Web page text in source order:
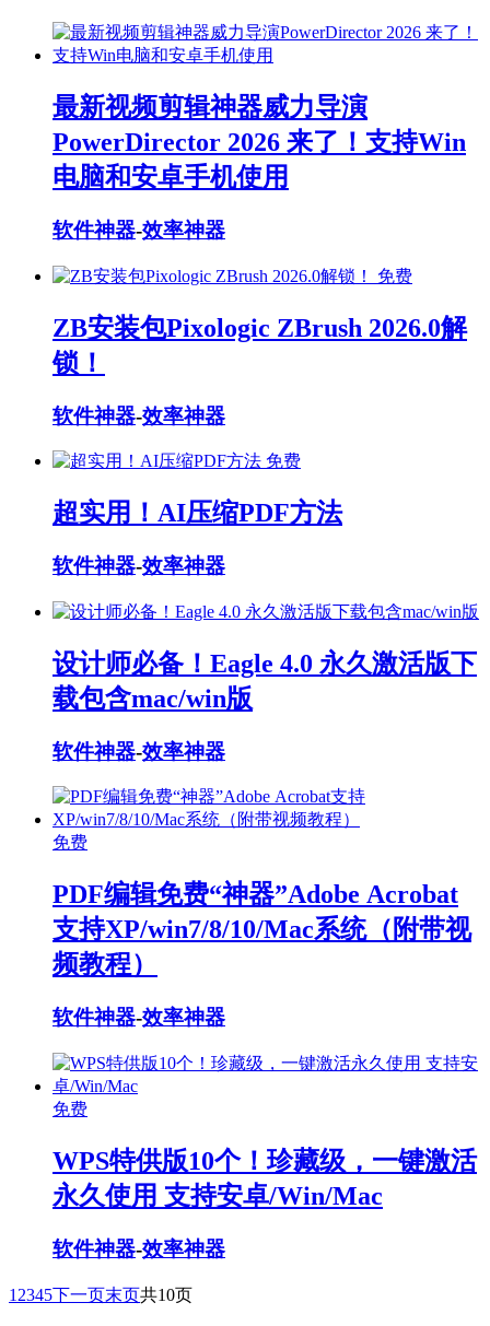
最新视频剪辑神器威力导演
PowerDirector 2026 来了！支持Win
电脑和安卓手机使用
软件神器-效率神器
免费
ZB安装包Pixologic ZBrush 2026.0解
锁！
软件神器-效率神器
免费
超实用！AI压缩PDF方法
软件神器-效率神器
设计师必备！Eagle 4.0 永久激活版下
载包含mac/win版
软件神器-效率神器
免费
PDF编辑免费“神器”Adobe Acrobat
支持XP/win7/8/10/Mac系统（附带视
频教程）
软件神器-效率神器
免费
WPS特供版10个！珍藏级，一键激活
永久使用 支持安卓/Win/Mac
软件神器-效率神器
1 2345下一页末页共10页